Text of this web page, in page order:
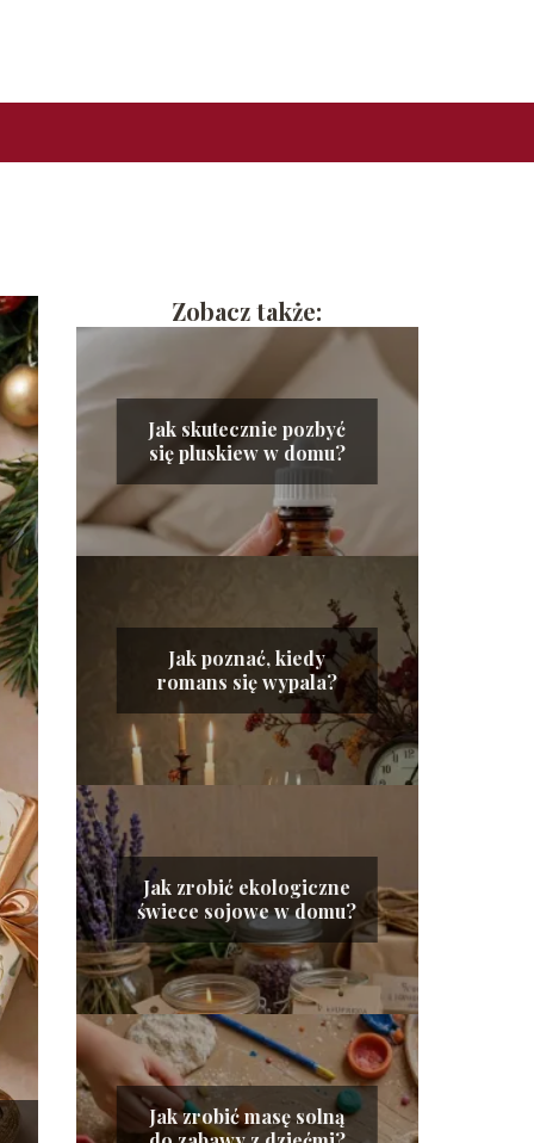
Zobacz także:
Jak skutecznie pozbyć
się pluskiew w domu?
Jak poznać, kiedy
romans się wypala?
Jak zrobić ekologiczne
świece sojowe w domu?
Jak zrobić masę solną